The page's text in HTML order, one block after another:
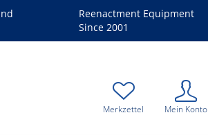
Reenactment Equipment
Since 2001
Merkzettel Mein Konto